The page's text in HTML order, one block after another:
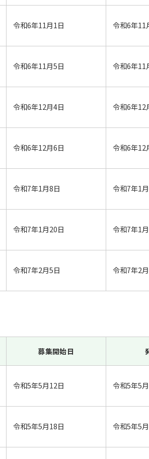
令和6年11月1日 令和6年11
令和6年11月5日 令和6年11
令和6年12月4日 令和6年12
令和6年12月6日 令和6年12
令和7年1月8日 令和7年1
令和7年1月20日 令和7年1
令和7年2月5日 令和7年2
募集開始日
令和5年5月12日 令和5年5
令和5年5月18日 令和5年5